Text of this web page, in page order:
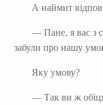
А наймит
— Пане, я вас з
забули про нашу
Яку умову?
— Так ви ж